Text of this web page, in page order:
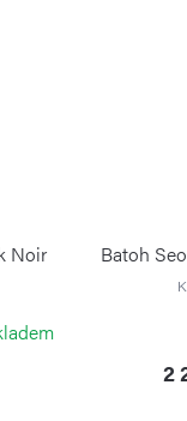
Noir Batoh
2